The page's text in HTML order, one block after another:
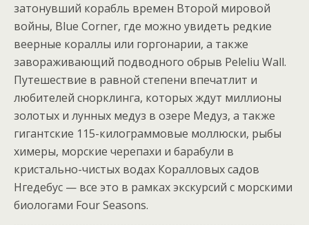
затонувший корабль времен Второй мировой
войны, Blue Corner, где можно увидеть редкие
веерные кораллы или горгонарии, а также
завораживающий подводного обрыв Peleliu Wall.
Путешествие в равной степени впечатлит и
любителей снорклинга, которых ждут миллионы
золотых и лунных медуз в озере Медуз, а также
гигантские 115-килограммовые моллюски, рыбы
химеры, морские черепахи и барабули в
кристально-чистых водах Коралловых садов
Нгедебус — все это в рамках экскурсий с морскими
биологами Four Seasons.